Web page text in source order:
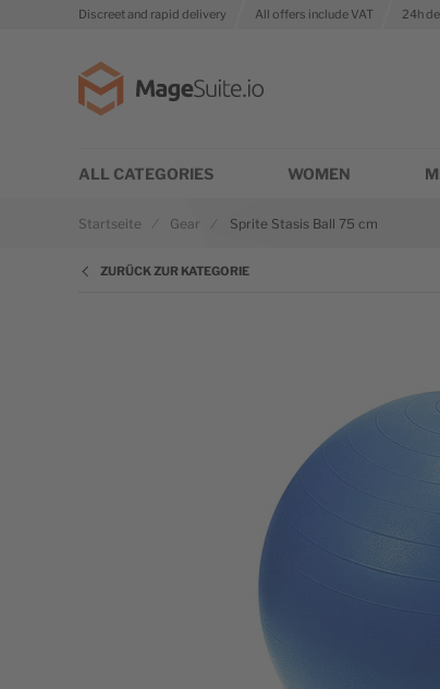
Discreet and rapid delivery All offers include VAT 24h
ALL CATEGORIES WOMEN
Startseite Gear Sprite Stasis Ball 75 cm
ZURÜCK ZUR KATEGORIE